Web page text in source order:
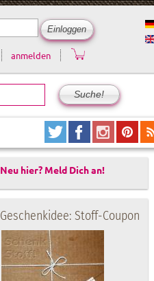
anmelden
Neu hier? Meld Dich an!
Geschenkidee: Stoff-Coupon